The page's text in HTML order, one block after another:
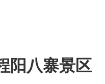
阳八寨景区